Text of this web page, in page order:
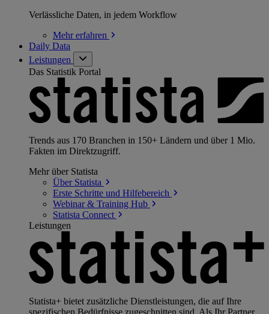
Verlässliche Daten, in jedem Workflow
Mehrerfahren
Daily Data
Leistungen
Das Statistik Portal
Trends aus 170 Branchen in 150+ Ländern und über 1 Mio.
Fakten im Direktzugriff.
Mehr über Statista
Über Statista
Erste Schritte und Hilfebereich
Webinar & Training Hub
Statista Connect
Leistungen
Statista+ bietet zusätzliche Dienstleistungen, die auf Ihre
spezifischen Bedürfnisse zugeschnitten sind. Als Ihr Partner